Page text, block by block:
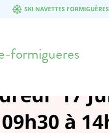
SKI NAVETTES FORMIGUÈRES
formigueres